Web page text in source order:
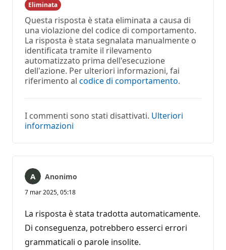
Eliminata
Questa risposta è stata eliminata a causa di
una violazione del codice di comportamento.
La risposta è stata segnalata manualmente o
identificata tramite il rilevamento
automatizzato prima dell'esecuzione
dell'azione. Per ulteriori informazioni, fai
riferimento al codice di comportamento.
I commenti sono stati disattivati. Ulteriori
informazioni
Anonimo
7 mar 2025, 05:18
La risposta è stata tradotta automaticamente.
Di conseguenza, potrebbero esserci errori
grammaticali o parole insolite.